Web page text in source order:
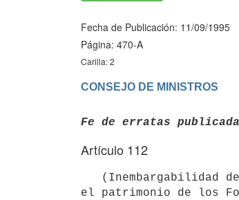
Fecha de Publicación: 11/09/1995
Página: 470-A
Carilla: 2
Fe de erratas
Artículo 112
el patrimonio de los